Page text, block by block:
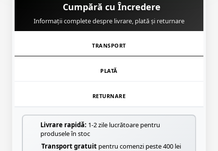
Cumpără cu Încredere
Informații complete despre livrare, plată și returnare
TRANSPORT
PLATĂ
RETURNARE
Livrare rapidă: 1-2 zile lucrătoare pentru
produsele în stoc
Transport gratuit pentru comenzi peste 400 lei